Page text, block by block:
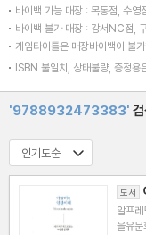
바이백 가능 매장 : 목동점, 수
바이백 불가 매장 : 강서NC점,
게임타이틀은 매장바이백이 불
ISBN 불일치, 상태불량, 증정용
'9788932473383'
도서
알프
을유문